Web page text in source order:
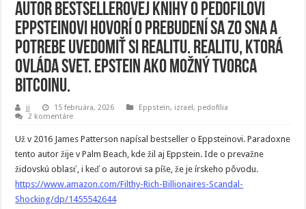
Autor bestsellerovej knihy o pedofilovi
Eppsteinovi hovorí o prebudení sa zo sna a
potrebe uvedomiť si realitu. Realitu, ktorá
ovláda svet. Epstein ako možný tvorca
Bitcoinu.
jj 15 februára, 2026 Eppstein, izrael, pedofília
2 komentáre
Už v 2016 James Patterson napísal bestseller o Eppsteinovi. Paradoxne
tento autor žije v Palm Beach, kde žil aj Eppstein. Ide o prevažne
židovskú oblasť, i keď o autorovi sa píše, že je írskeho pôvodu.
https://www.amazon.com/Filthy-Rich-Billionaires-Scandal-
Shocking/dp/1455542644